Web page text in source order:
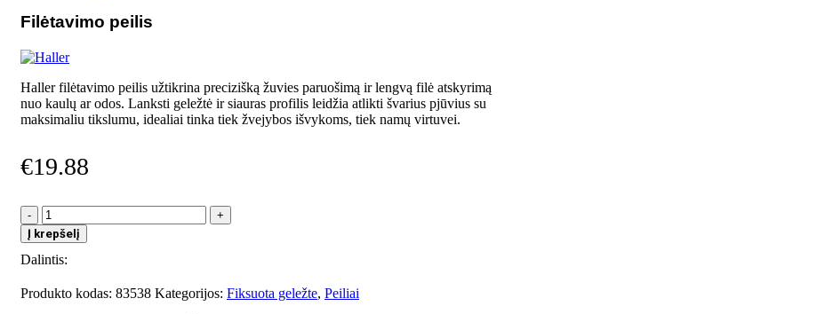
Filėtavimo peilis
Haller filėtavimo peilis užtikrina precizišką žuvies paruošimą ir lengvą filė atskyrimą
nuo kaulų ar odos. Lanksti geležtė ir siauras profilis leidžia atlikti švarius pjūvius su
maksimaliu tikslumu, idealiai tinka tiek žvejybos išvykoms, tiek namų virtuvei.
€19.88
produkto
kiekis:
Filėtavimo
peilis
Į krepšelį
Dalintis:
Produkto kodas: 83538 Kategorijos: Fiksuota geležte, Peiliai